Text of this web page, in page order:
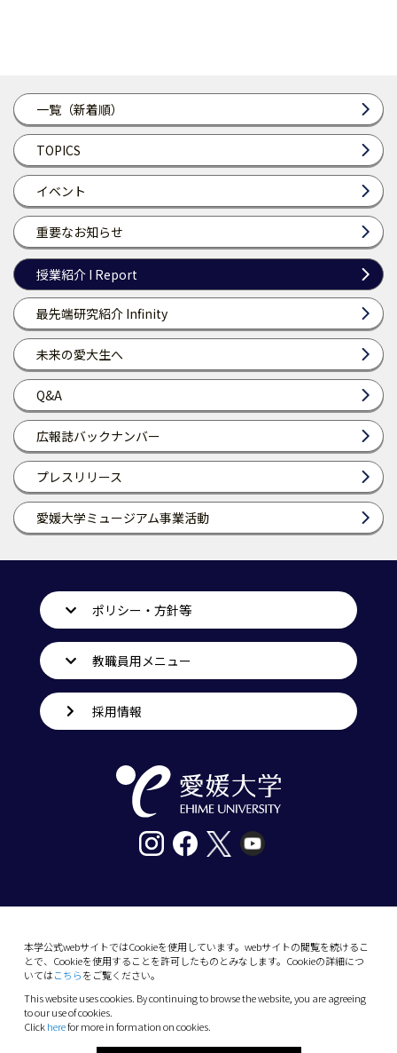
一覧（新着順）
TOPICS
イベント
重要なお知らせ
授業紹介 I Report
最先端研究紹介 Infinity
未来の愛大生へ
Q&A
広報誌バックナンバー
プレスリリース
愛媛大学ミュージアム事業活動
本学公式webサイトではCookieを使用しています。webサイトの閲覧を続けるこ
とで、Cookieを使用することを許可したものとみなします。Cookieの詳細につ
いてはこちらをご覧ください。
This website uses cookies. By continuing to browse the website, you are agreeing
to our use of cookies.
Clickherefor more in formation on cookies.
ポリシー・方針等
教職員用メニュー
採用情報
10-13 Dogo-Himata, Matsuyama, Ehime 790-
Phone: +81 89-927-9000